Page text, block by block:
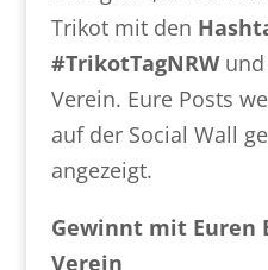
Trikot mit den
#TrikotTagNRWund
Verein. Eure Posts
auf der Social Wall
angezeigt.
Gewinnt mit Euren
Verein